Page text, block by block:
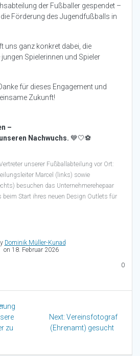
der Fußballer gespendet –
Förderung des Jugendfußballs in
uns ganz konkret dabei, die
Spielerinnen und Spieler
für dieses Engagement und
Zukunft!
–
Nachwuchs. 💙🤍⚽
unserer Fußballabteilung vor Ort:
Marcel (links) sowie
besuchen das Unternehmerehepaar
beim Start ihres neuen Design Outlets für
Dominik Müller-Kunad
on 18. Februar 2026
0
zu
Next: Next
post:
Vereinsfotograf
(Ehrenamt) gesucht